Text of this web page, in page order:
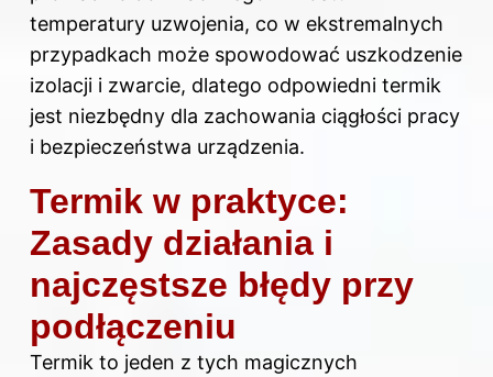
temperatury uzwojenia, co w ekstremalnych
przypadkach może spowodować uszkodzenie
izolacji i zwarcie, dlatego odpowiedni termik
jest niezbędny dla zachowania ciągłości pracy
i bezpieczeństwa urządzenia.
Termik w praktyce:
Zasady działania i
najczęstsze błędy przy
podłączeniu
Termik to jeden z tych magicznych